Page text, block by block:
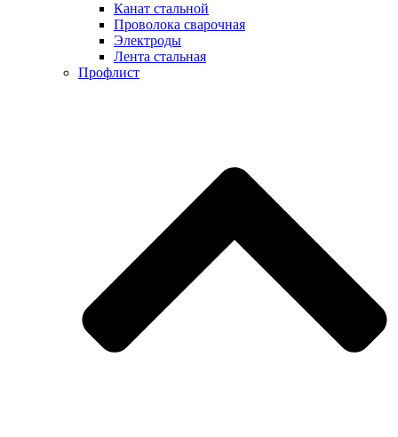
Канат стальной
Проволока сварочная
Электроды
Лента стальная
Профлист